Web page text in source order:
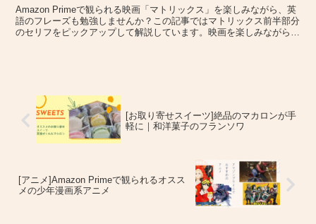
Amazon Primeで観られる映画「マトリックス」を楽しみながら、英
語のフレーズも勉強しませんか？この記事ではマトリックス前半部分
のセリフをピックアップして解説しています。映画を楽しみながら、
[お取り寄せスイーツ]絶品のマカロンが手
軽に｜和洋菓子のフランソワ
[アニメ]Amazon Primeで観られるオスス
メの少年漫画系アニメ